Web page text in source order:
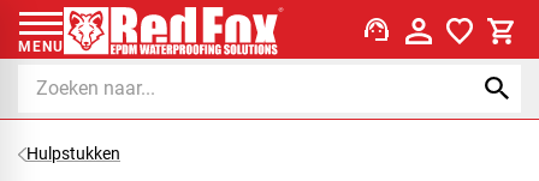
MENU support_agent
Hulpstukken